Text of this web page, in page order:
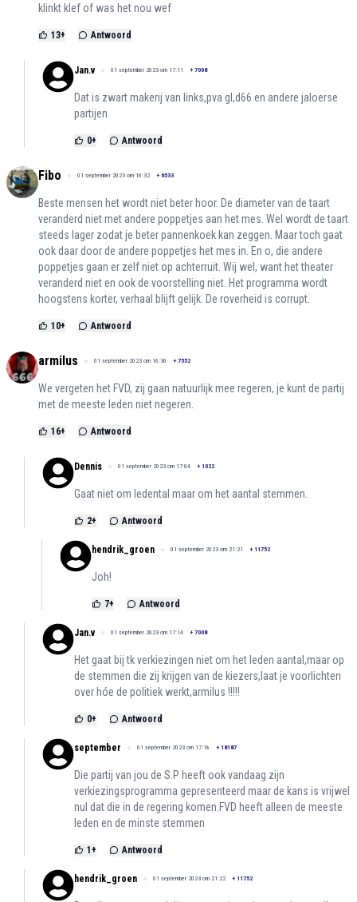
klinkt klef of was het nou wef
13+ Antwoord
Jan.v 01 september 2023 om 17:11 + 7008
Dat is zwart makerij van links,pva gl,d66 en andere jaloerse
partijen.
0+ Antwoord
Fibo 01 september 2023 om 16:32 + 6533
Beste mensen het wordt niet beter hoor. De diameter van de taart
veranderd niet met andere poppetjes aan het mes. Wel wordt de taart
steeds lager zodat je beter pannenkoek kan zeggen. Maar toch gaat
ook daar door de andere poppetjes het mes in. En o, die andere
poppetjes gaan er zelf niet op achterruit. Wij wel, want het theater
veranderd niet en ook de voorstelling niet. Het programma wordt
hoogstens korter, verhaal blijft gelijk. De roverheid is corrupt.
10+ Antwoord
armilus 01 september 2023 om 16:30 + 7552
We vergeten het FVD, zij gaan natuurlijk mee regeren, je kunt de partij
met de meeste leden niet negeren.
16+ Antwoord
Dennis 01 september 2023 om 17:04 + 1022
Gaat niet om ledental maar om het aantal stemmen.
2+ Antwoord
hendrik_groen 01 september 2023 om 21:21 + 11752
Joh!
7+ Antwoord
Jan.v 01 september 2023 om 17:14 + 7008
Het gaat bij tk verkiezingen niet om het leden aantal,maar op
de stemmen die zij krijgen van de kiezers,laat je voorlichten
over hóe de politiek werkt,armilus !!!!!
0+ Antwoord
september 01 september 2023 om 17:18 + 18187
Die partij van jou de S.P heeft ook vandaag zijn
verkiezingsprogramma gepresenteerd maar de kans is vrijwel
nul dat die in de regering komen.FVD heeft alleen de meeste
leden en de minste stemmen
1 + Antwoord
hendrik_groen 01 september 2023 om 21:22 + 11752